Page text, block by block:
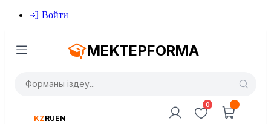
Войти
MEKTEPFORMA
KZRUEN
0